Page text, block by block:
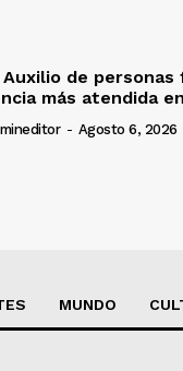
Auxilio de personas
más atendida
- Agosto 6, 2026
MUNDO